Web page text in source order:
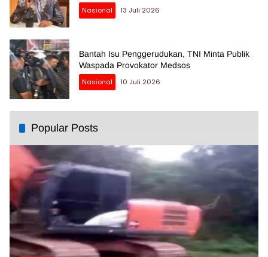
Nasional
13 Juli 2026
Bantah Isu Penggerudukan, TNI Minta Publik
Waspada Provokator Medsos
Nasional
10 Juli 2026
Popular Posts